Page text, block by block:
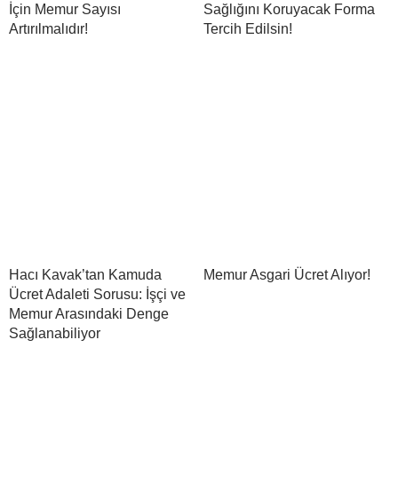
İçin Memur Sayısı
Artırılmalıdır!
Sağlığını Koruyacak Forma
Tercih Edilsin!
Hacı Kavak’tan Kamuda
Ücret Adaleti Sorusu: İşçi ve
Memur Arasındaki Denge
Sağlanabiliyor
Memur Asgari Ücret Alıyor!